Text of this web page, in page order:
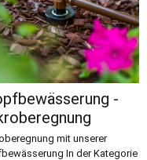
-
mit unserer
In der Kategorie